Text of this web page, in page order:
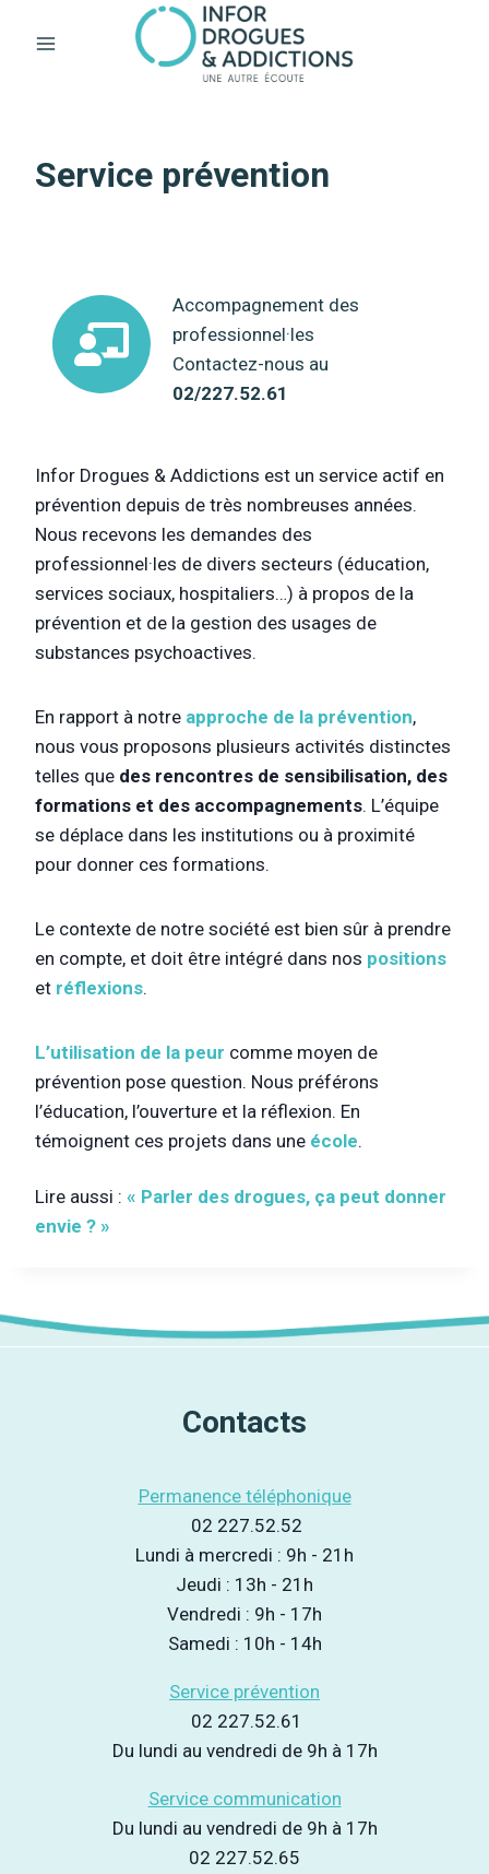
Service prévention
Accompagnement des
professionnel·les
Contactez-nous au
02/227.52.61
Infor Drogues & Addictions est un service actif en
prévention depuis de très nombreuses années.
Nous recevons les demandes des
professionnel·les de divers secteurs (éducation,
services sociaux, hospitaliers…) à propos de la
prévention et de la gestion des usages de
substances psychoactives.
En rapport à notre approche de la prévention,
nous vous proposons plusieurs activités distinctes
telles que des rencontres de sensibilisation, des
formations et des accompagnements. L’équipe
se déplace dans les institutions ou à proximité
pour donner ces formations.
Le contexte de notre société est bien sûr à prendre
en compte, et doit être intégré dans nos positions
et réflexions.
L’utilisation de la peur comme moyen de
prévention pose question. Nous préférons
l’éducation, l’ouverture et la réflexion. En
témoignent ces projets dans une école.
Lire aussi : « Parler des drogues, ça peut donner
envie ? »
Contacts
Permanence téléphonique
02 227.52.52
Lundi à mercredi : 9h - 21h
Jeudi : 13h - 21h
Vendredi : 9h - 17h
Samedi : 10h - 14h
Service prévention
02 227.52.61
Du lundi au vendredi de 9h à 17h
Service communication
Du lundi au vendredi de 9h à 17h
02 227.52.65